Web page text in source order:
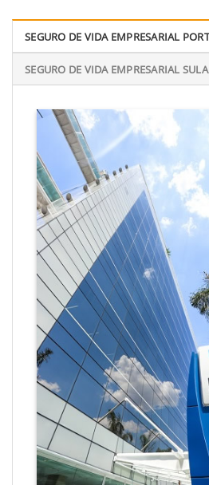
SEGURO DE VIDA EMPRESARIAL
SEGURO DE VIDA EMPRESARIAL